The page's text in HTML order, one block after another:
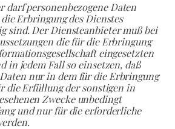
darf personenbezogene Daten
Erbringung des Dienstes
sind. Der Diensteanbieter muß bei
die für die Erbringung
eingesetzten
in jedem Fall so einsetzen, daß
nur in dem für die Erbringung
die Erfüllung der sonstigen in
Zwecke unbedingt
und nur für die erforderliche